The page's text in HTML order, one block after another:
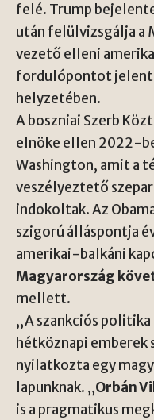
felé. Trump
után felülvizsgálja a
vezető elleni
fordulópontot
helyzetében.
A boszniai Szerb
elnöke ellen 2022-
Washington, amit a
veszélyeztető
indokoltak. Az
szigorú álláspontja
amerikai-balkáni
Magyarország
mellett.
„A szankciós
hétköznapi
nyilatkozta egy
lapunknak. „Orbán
is a pragmatikus